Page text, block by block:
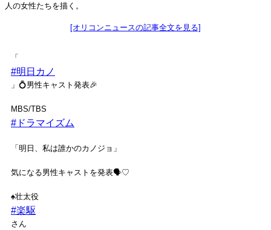
人の女性たちを描く。
[オリコンニュースの記事全文を見る]
「
#明日カノ
」💍男性キャスト発表🎉
MBS/TBS
#ドラマイズム
「明日、私は誰かのカノジョ」
気になる男性キャストを発表🗣♡
♠️壮太役
#楽駆
さん